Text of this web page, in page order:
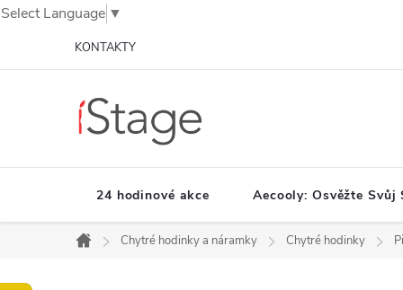
Select Language ▼
KONTAKTY
24 hodinové akce Aecooly: Osvěžte Svůj
Domů
Chytré hodinky a náramky Chytré hodinky